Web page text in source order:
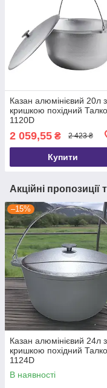
Казан алюмінієвий 20л з
кришкою похідний Талко
1120D
2 059,55 ₴ 2 423 ₴
Купити
Акційні пропозиції
–15%
Казан алюмінієвий 24л з
кришкою похідний Талко
1124D
В наявності